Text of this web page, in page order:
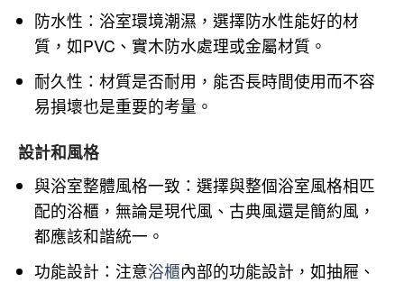
防水性：浴室環境潮濕，選擇防水性能好的材
質，如PVC 、實木防水處理或金屬材質。
耐久性：材質是否耐用，能否長時間使用而不容
易損壞也是重要的考量。
設計和風格
與浴室整體風格一致：選擇與整個浴室風格相匹
配的浴櫃，無論是現代風、古典風還是簡約風，
都應該和諧統一。
功能設計：注意浴櫃內部的功能設計，如抽屜、